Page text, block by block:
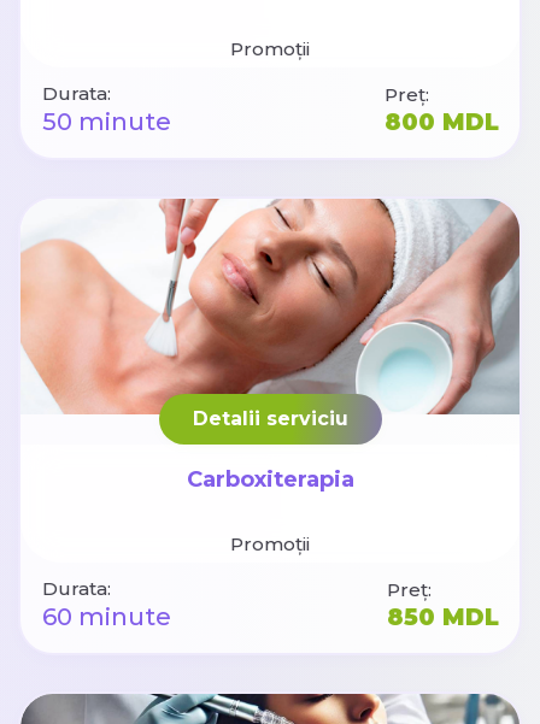
Promoții
Durata:
50 minute
Preț:
800 MDL
Detalii serviciu
Carboxiterapia
Promoții
Durata:
60 minute
Preț:
850 MDL